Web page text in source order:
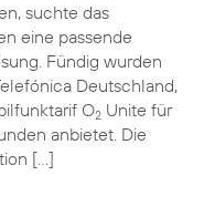
suchte das
eine passende
Fündig wurden
Deutschland,
O2Unite für
anbietet. Die
[…]